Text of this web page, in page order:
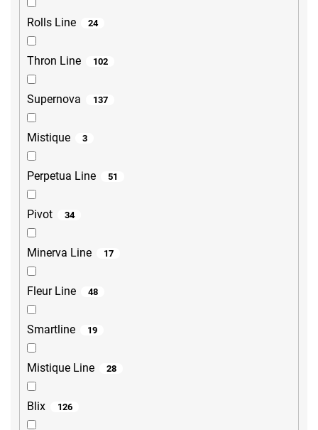
Rolls Line 24
Thron Line 102
Supernova 137
Mistique 3
Perpetua Line 51
Pivot 34
Minerva Line 17
Fleur Line 48
Smartline 19
Mistique Line 28
Blix 126